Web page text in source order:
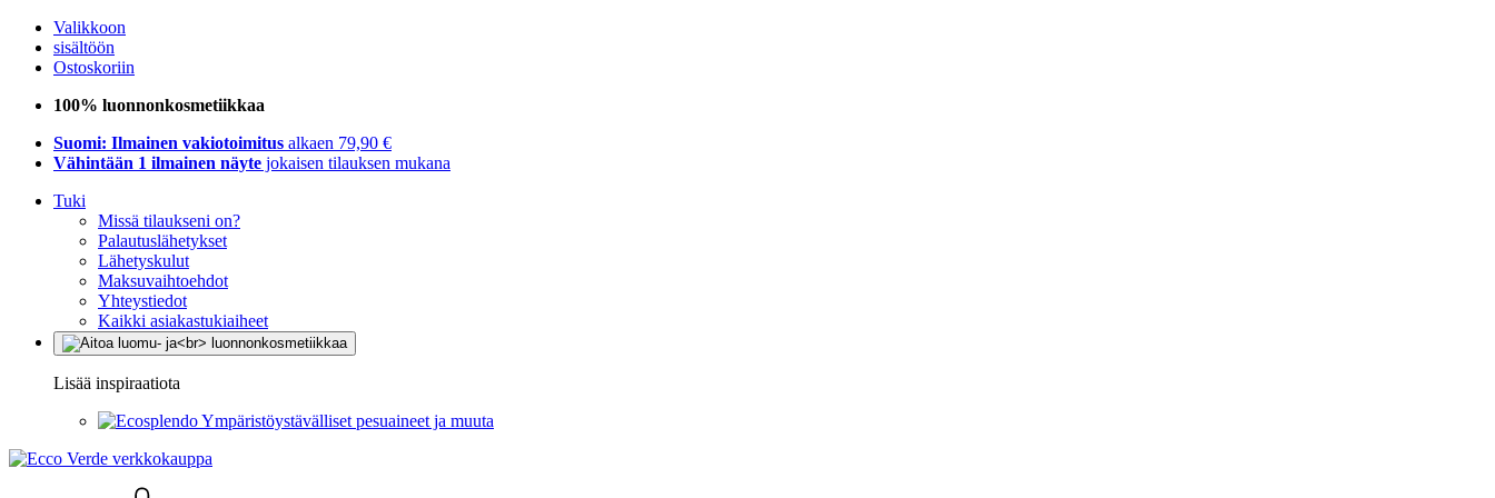
Valikkoon
sisältöön
Ostoskoriin
100% luonnonkosmetiikkaa
Suomi: Ilmainen vakiotoimitus alkaen 79,90 €
Vähintään 1 ilmainen näyte jokaisen tilauksen mukana
Tuki
Missä tilaukseni on?
Palautuslähetykset
Lähetyskulut
Maksuvaihtoehdot
Yhteystiedot
Kaikki asiakastukiaiheet
Lisää inspiraatiota
Ympäristöystävälliset pesuaineet ja muuta